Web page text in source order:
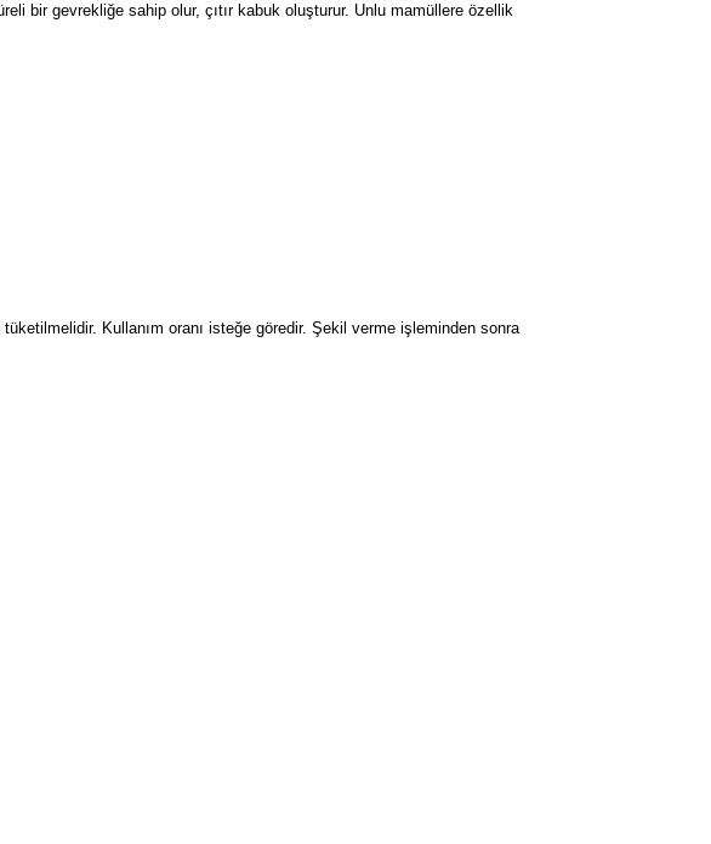
bir gevrekliğe sahip olur, çıtır kabuk oluşturur. Unlu mamüllere özellik
Kullanım oranı isteğe göredir. Şekil verme işleminden sonra
haşhaş, buğday kepeği.